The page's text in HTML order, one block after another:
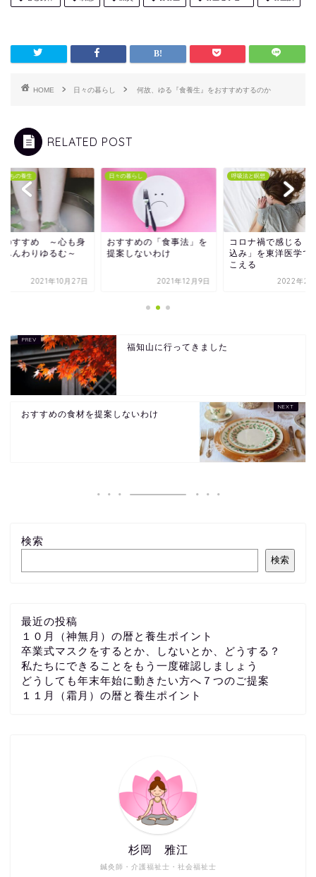
HOME 日々の暮らし 何故、ゆる『食養生』をおすすめするのか
RELATED POST
たちの養生
のすすめ ～心も身
ふんわりゆるむ～
2021年10月27日
日々の暮らし
おすすめの「食事法」を
提案しないわけ
2021年12月9日
呼吸法と瞑想
コロナ禍で感じる「
込み」を東洋医学で
こえる
2022年2
福知山に行ってきました
おすすめの食材を提案しないわけ
検索
検索
最近の投稿
１０月（神無月）の暦と養生ポイント
卒業式マスクをするとか、しないとか、どうする？
私たちにできることをもう一度確認しましょう
どうしても年末年始に動きたい方へ７つのご提案
１１月（霜月）の暦と養生ポイント
鍼灸師・介護福祉士・社会福祉士
杉岡 雅江